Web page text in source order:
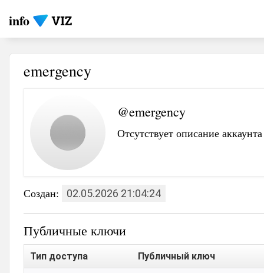
info
emergency
@emergency
Отсутствует описание аккаунта
Создан: 02.05.2026 21:04:24
Публичные ключи
Тип доступа Публичный ключ